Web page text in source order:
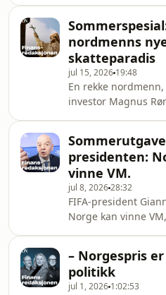
Halvorsen fant da
byen. Hosted on
acast.com/privacy
information.
nordmenns
skatteparadis
jul 15, 2026 19:48
En rekke
investor Magnus
en sveitsisk landsby
hjel i Zürich, er
fornuftige
Regine Stokstad
med oss videre i
historier fra Dagens
tilbake i uke 32.
Sommerutgave
presidenten:
vinne VM.
jul 8, 202628:32
FIFA-president
Norge kan vinne
med den mektige
videre i sommer for
– Norgespris
politikk
jul 1, 2026 1:02:53